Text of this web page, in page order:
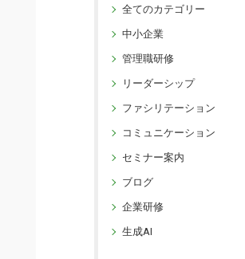
全てのカテゴリー
中小企業
管理職研修
リーダーシップ
ファシリテーション
コミュニケーション
セミナー案内
ブログ
企業研修
生成AI